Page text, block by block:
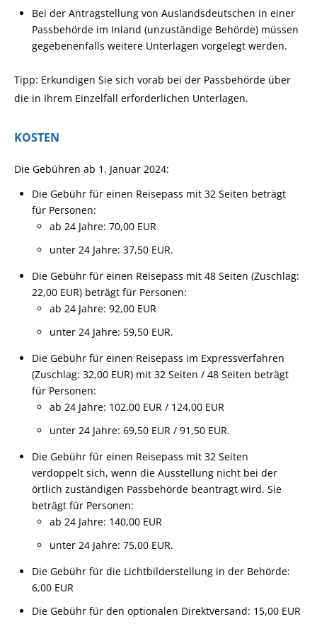
Bei der Antragstellung von Auslandsdeutschen in einer
Passbehörde im Inland (unzuständige Behörde) müssen
gegebenenfalls weitere Unterlagen vorgelegt werden.
Tipp: Erkundigen Sie sich vorab bei der Passbehörde über
die in Ihrem Einzelfall erforderlichen Unterlagen.
KOSTEN
Die Gebühren ab 1. Januar 2024:
Die Gebühr für einen Reisepass mit 32 Seiten beträgt
für Personen:
ab 24 Jahre: 70,00 EUR
unter 24 Jahre: 37,50 EUR.
Die Gebühr für einen Reisepass mit 48 Seiten (Zuschlag:
22,00 EUR) beträgt für Personen:
ab 24 Jahre: 92,00 EUR
unter 24 Jahre: 59,50 EUR.
Die Gebühr für einen Reisepass im Expressverfahren
(Zuschlag: 32,00 EUR) mit 32 Seiten / 48 Seiten beträgt
für Personen:
ab 24 Jahre: 102,00 EUR / 124,00 EUR
unter 24 Jahre: 69,50 EUR / 91,50 EUR.
Die Gebühr für einen Reisepass mit 32 Seiten
verdoppelt sich,wenn die Ausstellung nicht bei der
örtlich zuständigen Passbehörde beantragt wird. Sie
beträgt für Personen:
ab 24 Jahre: 140,00 EUR
unter 24 Jahre: 75,00 EUR.
Die Gebühr für die Lichtbilderstellung in der Behörde:
6,00 EUR
Die Gebühr für den optionalen Direktversand: 15,00 EUR